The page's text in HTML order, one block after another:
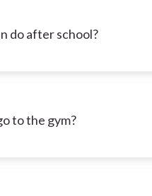
do after school?
to the gym?